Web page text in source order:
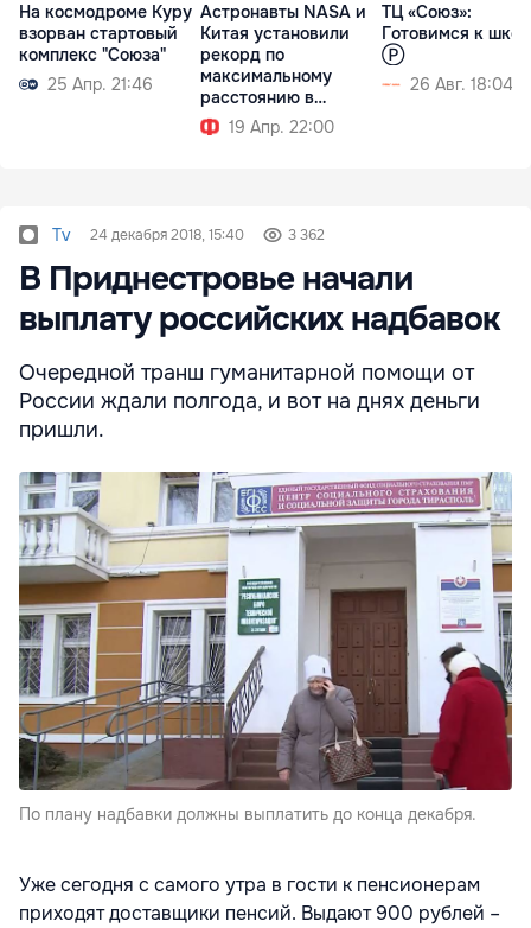
На космодроме Куру
взорван стартовый
комплекс "Союза"
25 Апр. 21:46
Астронавты NASA и
Китая установили
рекорд по
максимальному
расстоянию в
космосе
19 Апр. 22:00
ТЦ «Союз»:
Готовимся к
Ⓟ
26 Авг. 18:04
Tv 24 декабря 2018, 15:40 3 362
В Приднестровье начали
выплату российских надбавок
Очередной транш гуманитарной помощи от
России ждали полгода, и вот на днях деньги
пришли.
По плану надбавки должны выплатить до конца декабря.
Уже сегодня с самого утра в гости к пенсионерам
приходят доставщики пенсий. Выдают 900 рублей –